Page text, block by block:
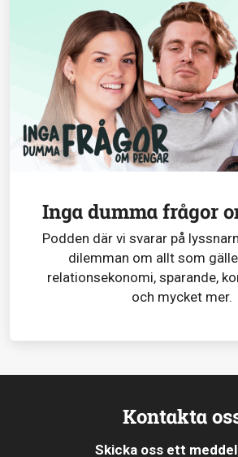
Inga dumma frågor
Podden där vi svarar på
dilemman om allt som
relationsekonomi, sparande,
och mycket mer.
Kontakta
Skicka oss ett